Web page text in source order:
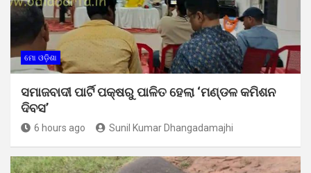
ମୋ ଓଡ଼ିଶା
ସମାଜବାଦୀ ପାର୍ଟି ପକ୍ଷରୁ ପାଳିତ ହେଲା ‘ମଣ୍ଡଳ କମିଶନ
ଦିବସ’
6 hours ago Sunil Kumar Dhangadamajhi